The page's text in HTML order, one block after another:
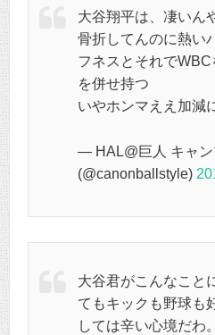
大谷翔平は、凄いん
骨折してんのに熱い
フネスとそれで
を併せ持つ
いやホンマええ加減
— HAL@巨人 キャン
(@canonballstyle)
大谷君がこんなこと
てもキックも野球も
しては辛い心境だわ